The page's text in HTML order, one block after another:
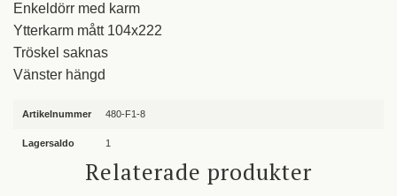
Enkeldörr med karm
Ytterkarm mått 104x222
Tröskel saknas
Vänster hängd
Artikelnummer 480-F1-8
Lagersaldo 1
Relaterade produkter